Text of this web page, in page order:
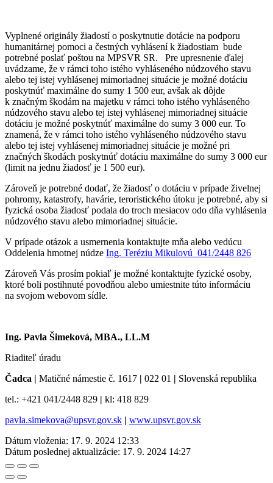
Vyplnené originály žiadostí o poskytnutie dotácie na podporu
humanitárnej pomoci a čestných vyhlásení k žiadostiam bude
potrebné poslať poštou na MPSVR SR. Pre upresnenie ďalej
uvádzame, že v rámci toho istého vyhláseného núdzového stavu
alebo tej istej vyhlásenej mimoriadnej situácie je možné dotáciu
poskytnúť maximálne do sumy 1 500 eur, avšak ak dôjde
k značným škodám na majetku v rámci toho istého vyhláseného
núdzového stavu alebo tej istej vyhlásenej mimoriadnej situácie
dotáciu je možné poskytnúť maximálne do sumy 3 000 eur. To
znamená, že v rámci toho istého vyhláseného núdzového stavu
alebo tej istej vyhlásenej mimoriadnej situácie je možné pri
značných škodách poskytnúť dotáciu maximálne do sumy 3 000 eur
(limit na jednu žiadosť je 1 500 eur).
Zároveň je potrebné dodať, že žiadosť o dotáciu v prípade živelnej
pohromy, katastrofy, havárie, teroristického útoku je potrebné, aby si
fyzická osoba žiadosť podala do troch mesiacov odo dňa vyhlásenia
núdzového stavu alebo mimoriadnej situácie.
V prípade otázok a usmernenia kontaktujte mňa alebo vedúcu
Oddelenia hmotnej núdze Ing. Teréziu Mikulovú 041/2448 826
Zároveň Vás prosím pokiaľ je možné kontaktujte fyzické osoby,
ktoré boli postihnuté povodňou alebo umiestnite túto informáciu
na svojom webovom sídle.
Ing. Pavla Šimeková, MBA., LL.M
Riaditeľ úradu
Čadca | Matičné námestie č. 1617 | 022 01 | Slovenská republika
tel.: +421 041/2448 829 | kl: 418 829
pavla.simekova@upsvr.gov.sk | www.upsvr.gov.sk
Dátum vloženia: 17. 9. 2024 12:33
Dátum poslednej aktualizácie: 17. 9. 2024 14:27